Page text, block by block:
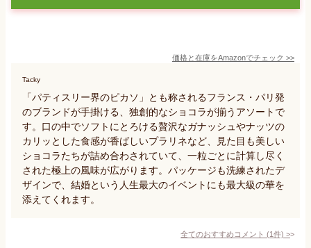
価格と在庫をAmazonでチェック >>
Tacky
「パティスリー界のピカソ」とも称されるフランス・パリ発
のブランドが手掛ける、独創的なショコラが揃うアソートで
す。口の中でソフトにとろける贅沢なガナッシュやナッツの
カリッとした食感が香ばしいプラリネなど、見た目も美しい
ショコラたちが詰め合わされていて、一粒ごとに計算し尽く
された極上の風味が広がります。パッケージも洗練されたデ
ザインで、結婚という人生最大のイベントにも最大級の華を
添えてくれます。
全てのおすすめコメント (1件) >